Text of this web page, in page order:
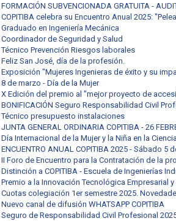
FORMACIÓN SUBVENCIONADA GRATUITA -
COPITIBA celebra su Encuentro Anual 2025:
Graduado en Ingeniería Mecánica
Coordinador de Seguridad y Salud
Técnico Prevención Riesgos laborales
Feliz San José, día de la profesión.
Exposición "Mujeres Ingenieras de éxito y su
8 de marzo - Día de la Mujer
X Edición del premio al "mejor proyecto de
BONIFICACIÓN Seguro Responsabilidad Civil
Técnico presupuesto instalaciones
JUNTA GENERAL ORDINARIA COPITIBA - 26
Día Internacional de la Mujer y la Niña en la Ciencia
ENCUENTRO ANUAL COPITIBA 2025 - Sábado 5
II Foro de Encuentro para la Contratación de la
Distinción a COPITIBA - Escuela de Ingenierías
Premio a la Innovación Tecnológica Empresarial
Cuotas colegiación 1er semestre 2025.
Nuevo canal de difusión WHATSAPP COPITIBA
Seguro de Responsabilidad Civil Profesional